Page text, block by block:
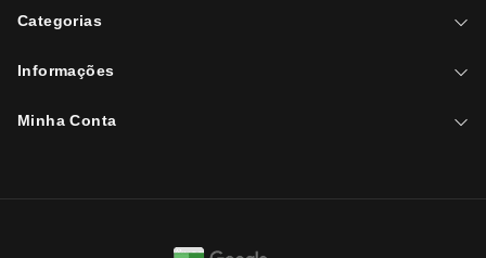
Categorias
Informações
Minha Conta